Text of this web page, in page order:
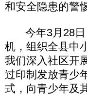
和安全隐患的警
今年3月28日
机，组织全县中
我们深入社区开
过印制发放青少
式，向青少年及